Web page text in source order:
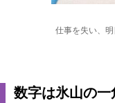
仕事を失い、
数字は氷山の